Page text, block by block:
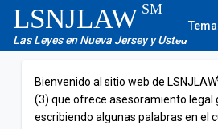
LSNJLAW SM
Las Leyes en Nueva Jersey y Usted
Bienvenido al sitio web de LSNJLAW
(3) que ofrece asesoramiento legal
escribiendo algunas palabras en el